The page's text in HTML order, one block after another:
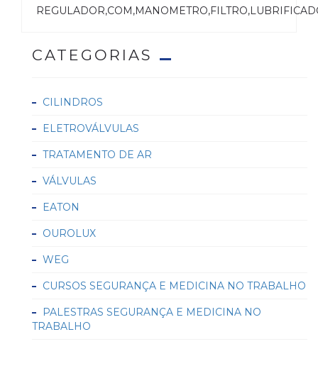
CATEGORIAS
CILINDROS
ELETROVÁLVULAS
TRATAMENTO DE AR
VÁLVULAS
EATON
OUROLUX
WEG
CURSOS SEGURANÇA E MEDICINA NO TRABALHO
PALESTRAS SEGURANÇA E MEDICINA NO
TRABALHO